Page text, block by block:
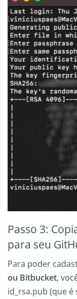
Passo 3:
para seu
Para poder
ou Bitbucket,
id_rsa.pub (que